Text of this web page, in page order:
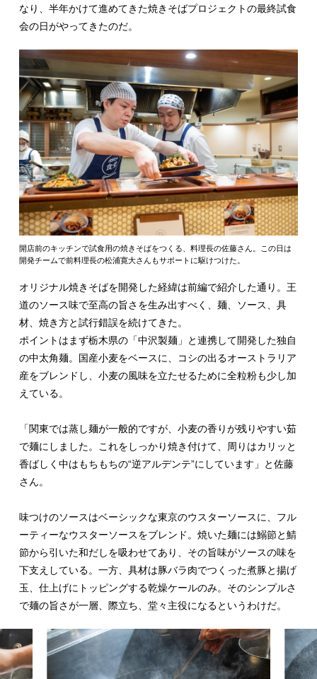
なり、半年かけて進めてきた焼きそばプロジェクトの最終試食
会の日がやってきたのだ。
開店前のキッチンで試食用の焼きそばをつくる、料理長の佐藤さん。この日は
開発チームで前料理長の松浦寛大さんもサポートに駆けつけた。
オリジナル焼きそばを開発した経緯は前編で紹介した通り。王
道のソース味で至高の旨さを生み出すべく、麺、ソース、具
材、焼き方と試行錯誤を続けてきた。
ポイントはまず栃木県の「中沢製麺」と連携して開発した独自
の中太角麺。国産小麦をベースに、コシの出るオーストラリア
産をブレンドし、小麦の風味を立たせるために全粒粉も少し加
えている。
「関東では蒸し麺が一般的ですが、小麦の香りが残りやすい茹
で麺にしました。これをしっかり焼き付けて、周りはカリッと
香ばしく中はもちもちの“逆アルデンテ”にしています」と佐藤
さん。
味つけのソースはベーシックな東京のウスターソースに、フル
ーティーなウスターソースをブレンド。焼いた麺には鰯節と鯖
節から引いた和だしを吸わせてあり、その旨味がソースの味を
下支えしている。一方、具材は豚バラ肉でつくった煮豚と揚げ
玉、仕上げにトッピングする乾燥ケールのみ。そのシンプルさ
で麺の旨さが一層、際立ち、堂々主役になるというわけだ。